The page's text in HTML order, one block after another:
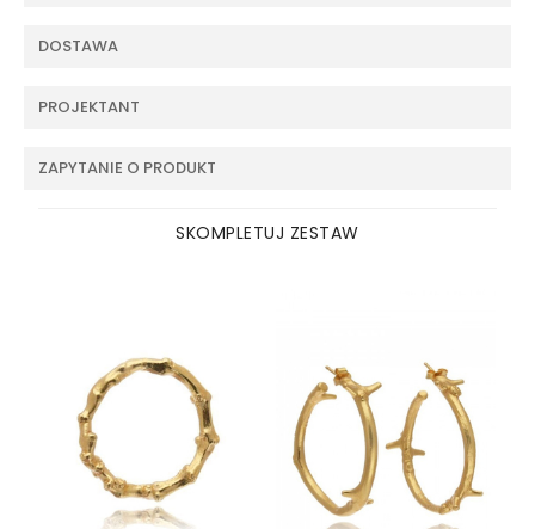
DOSTAWA
PROJEKTANT
ZAPYTANIE O PRODUKT
SKOMPLETUJ ZESTAW